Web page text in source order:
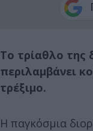
Το τρίαθλο της
περιλαμβάνει
τρέξιμο.
Η παγκόσμια